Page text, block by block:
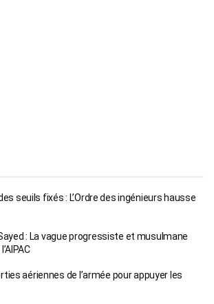
seuils fixés : L’Ordre des ingénieurs hausse
: La vague progressiste et musulmane
aériennes de l’armée pour appuyer les